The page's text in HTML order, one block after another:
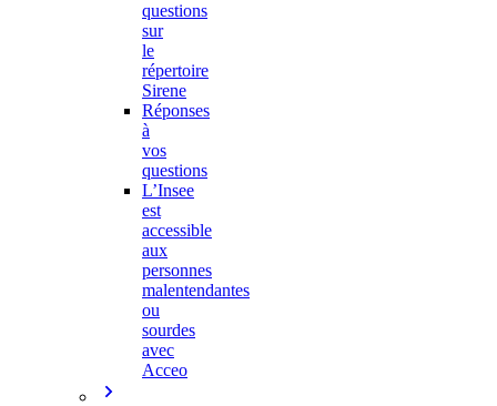
questions
sur
le
répertoire
Sirene
Réponses
à
vos
questions
L’Insee
est
accessible
aux
personnes
malentendantes
ou
sourdes
avec
Acceo